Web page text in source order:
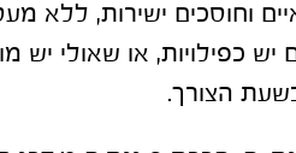
וחוסכים ישירות, ללא
כפילויות, או שאולי יש
הצורך.